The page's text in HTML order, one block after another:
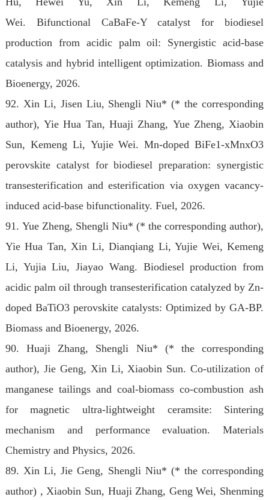
Wei. Bifunctional CaBaFe-Y catalyst for biodiesel
production from acidic palm oil: Synergistic acid-base
catalysis and hybrid intelligent optimization. Biomass and
Bioenergy, 2026.
92. Xin Li, Jisen Liu, Shengli Niu* (* the corresponding
author),Yie Hua Tan, Huaji Zhang, Yue Zheng,Xiaobin
Sun, Kemeng Li, Yujie Wei.Mn-doped BiFe1-xMnxO3
perovskite catalyst for biodiesel preparation: synergistic
transesterification and esterification via oxygen vacancy-
induced acid-base bifunctionality. Fuel, 2026.
91. Yue Zheng, Shengli Niu* (* the corresponding author),
Yie Hua Tan, Xin Li, Dianqiang Li, Yujie Wei, Kemeng
Li, Yujia Liu, Jiayao Wang. Biodiesel production from
acidic palm oil through transesterification catalyzed by Zn-
doped BaTiO3 perovskite catalysts: Optimized by GA-BP.
Biomass and Bioenergy, 2026.
90. Huaji Zhang, Shengli Niu* (* the corresponding
author), Jie Geng, Xin Li, Xiaobin Sun. Co-utilization of
manganese tailings and coal-biomass co-combustion ash
for magnetic ultra-lightweight ceramsite: Sintering
mechanism and performance evaluation. Materials
Chemistry and Physics, 2026.
89. Xin Li, Jie Geng, Shengli Niu* (* the corresponding
author) , Xiaobin Sun, Huaji Zhang, Geng Wei, Shenming